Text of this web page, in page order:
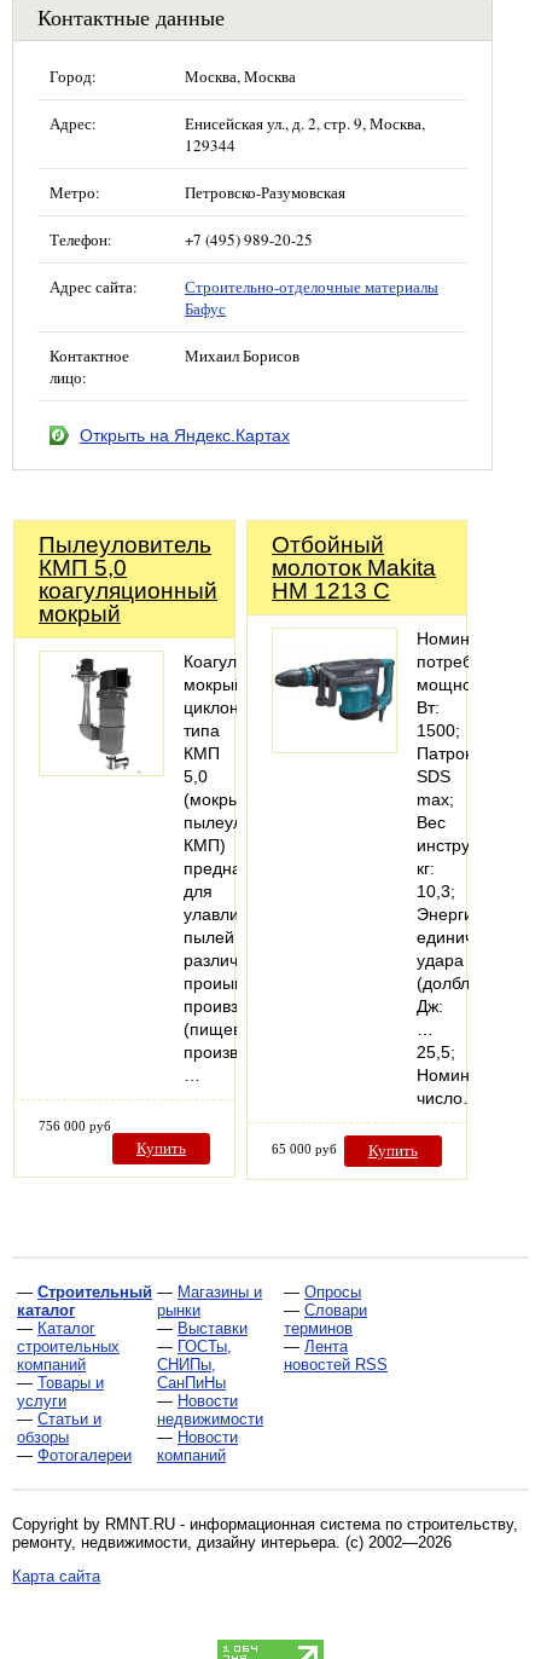
Контактные данные
Город: Москва, Москва
Адрес:
Енисейская ул., д. 2, стр. 9, Москва,
129344
Метро: Петровско-Разумовская
Телефон: +7 (495) 989-20-25
Адрес сайта:
Строительно-отделочные материалы
Бафус
Контактное
лицо:
Михаил Борисов
Открыть на Яндекс.Картах
Пылеуловитель
КМП 5,0
коагуляционный
мокрый
Коагуляционный
мокрый
циклон
типа
КМП
5,0
(мокрый
пылеуловитель
КМП)
предназначен
для
улавливания
пылей
различных
проиышленных
проивзодств
(пищевое
производство,
756 000 руб
Купить
Отбойный
молоток Makita
HM 1213 C
Номинальная
потребляемая
мощность,
Вт:
1500;
Патрон:
SDS
max;
Вес
инструмента,
кг:
10,3;
Энергия
единичного
удара
(долбление),
Дж:
25,5;
Номинальное
число…
65 000 руб Купить
— Строительный
каталог
— Каталог
строительных
компаний
— Товары и
услуги
— Статьи и
обзоры
— Фотогалереи
— Магазины и
рынки
— Выставки
— ГОСТы,
СНИПы,
СанПиНы
— Новости
недвижимости
— Новости
компаний
— Опросы
— Словари
терминов
— Лента
новостей RSS
Copyright by RMNT.RU - информационная система по строительству,
ремонту, недвижимости, дизайну интерьера . (c) 2002—2026
Карта сайта